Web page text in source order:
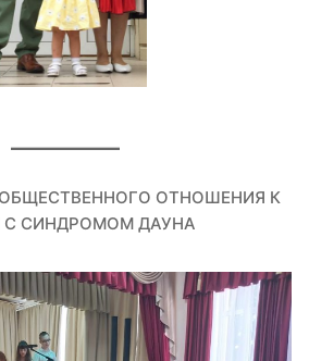
ОТНОШЕНИЯ К
СИНДРОМОМ ДАУНА